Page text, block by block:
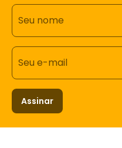
Seu nome
Seu e-mail
Assinar